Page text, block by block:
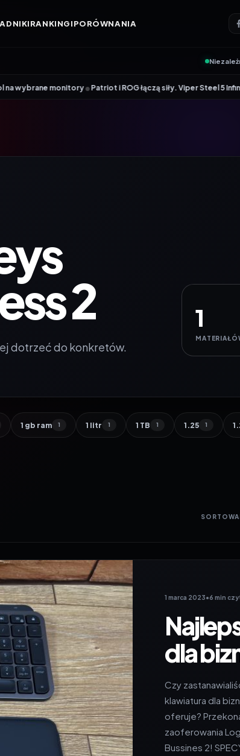
RANKINGIPORÓWNANIA
•Patriot i ROG łączą siły. Viper Steel 5 Infinite RGB
2
dotrzeć do konkretów.
1
1 gb ram 1 1 litr 1 1 TB 1 1.25 1
1 marca 2023•6 min
dla
Czy
klawiatura dla
oferuje?
zaoferowania
Bussines 2!